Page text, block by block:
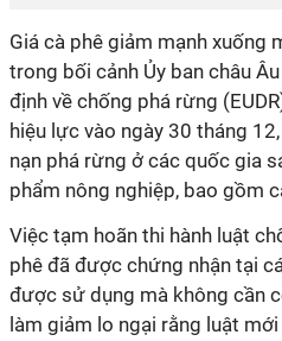
Giá cà phê giảm mạnh xuống
trong bối cảnh Ủy ban châu
định về chống phá rừng
hiệu lực vào ngày 30 tháng
nạn phá rừng ở các quốc gia
phẩm nông nghiệp, bao gồm
Việc tạm hoãn thi hành luật
phê đã được chứng nhận tại
được sử dụng mà không cần
làm giảm lo ngại rằng luật